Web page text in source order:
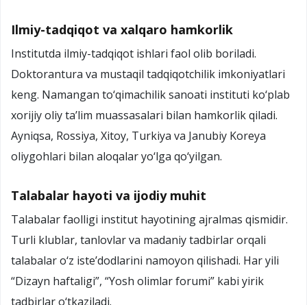
Ilmiy-tadqiqot va xalqaro hamkorlik
Institutda ilmiy-tadqiqot ishlari faol olib boriladi.
Doktorantura va mustaqil tadqiqotchilik imkoniyatlari
keng. Namangan to‘qimachilik sanoati instituti ko‘plab
xorijiy oliy ta’lim muassasalari bilan hamkorlik qiladi.
Ayniqsa, Rossiya, Xitoy, Turkiya va Janubiy Koreya
oliygohlari bilan aloqalar yo‘lga qo‘yilgan.
Talabalar hayoti va ijodiy muhit
Talabalar faolligi institut hayotining ajralmas qismidir.
Turli klublar, tanlovlar va madaniy tadbirlar orqali
talabalar o‘z iste’dodlarini namoyon qilishadi. Har yili
“Dizayn haftaligi”, “Yosh olimlar forumi” kabi yirik
tadbirlar o‘tkaziladi.